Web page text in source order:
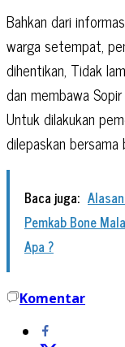
Bahkan dari
warga setempat,
dihentikan, Tidak
dan membawa
Untuk dilakukan
dilepaskan bersama
Baca juga:
Pemkab Bone
Apa ?
Komentar